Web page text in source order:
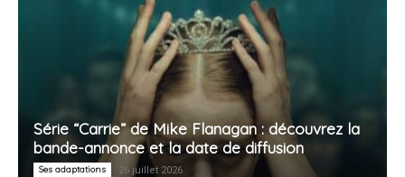
Série “Carrie” de Mike Flanagan : découvrez la
bande-annonce et la date de diffusion
Ses adaptations 26 juillet 2026